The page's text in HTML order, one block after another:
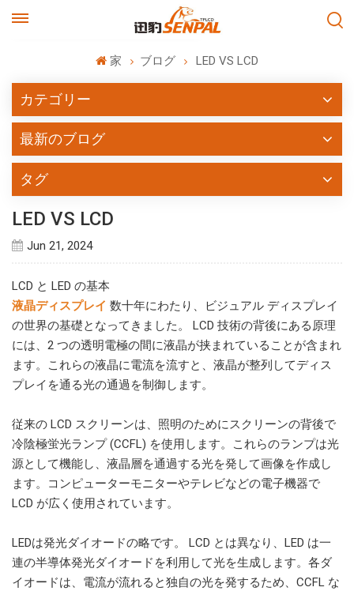
家 ブログ LED VS LCD
カテゴリー
最新のブログ
タグ
LED VS LCD
Jun 21, 2024
LCD と LED の基本
液晶ディスプレイ 数十年にわたり、ビジュアル ディスプレイ
の世界の基礎となってきました。 LCD 技術の背後にある原理
には、2 つの透明電極の間に液晶が挟まれていることが含まれ
ます。これらの液晶に電流を流すと、液晶が整列してディス
プレイを通る光の通過を制御します。
従来の LCD スクリーンは、照明のためにスクリーンの背後で
冷陰極蛍光ランプ (CCFL) を使用します。これらのランプは光
源として機能し、液晶層を通過する光を発して画像を作成し
ます。コンピューターモニターやテレビなどの電子機器で
LCD が広く使用されています。
LEDは発光ダイオードの略です。 LCD とは異なり、LED は一
連の半導体発光ダイオードを利用して光を生成します。各ダ
イオードは、電流が流れると独自の光を発するため、CCFL な